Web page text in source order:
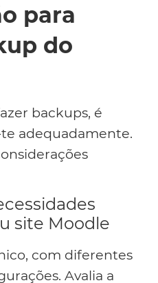
para
do
backups, é
adequadamente.
site Moodle
com diferentes
Avalia a